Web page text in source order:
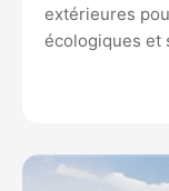
extérieures
écologiques et